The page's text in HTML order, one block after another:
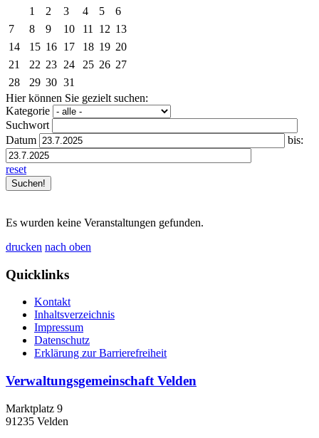
1
2 3 4 5
6
7
8 9 10 11 12 13
14
15 16 17 18 19 20
21
22 23 24 25 26 27
28
29 30 31
Hier können Sie gezielt suchen:
Kategorie
Suchwort
Datum
bis:
reset
Es wurden keine Veranstaltungen gefunden.
drucken nach oben
Quicklinks
Kontakt
Inhaltsverzeichnis
Impressum
Datenschutz
Erklärung zur Barrierefreiheit
Verwaltungsgemeinschaft Velden
Marktplatz 9
91235 Velden